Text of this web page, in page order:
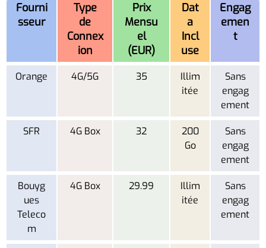
Fourni
sseur
Type
de
Connex
ion
Prix
Mensu
el
(EUR)
Dat
a
Incl
use
Engag
emen
t
Orange 4G/5G 35
Illim
itée
Sans
engag
ement
SFR 4G Box 32
200
Go
Sans
engag
ement
Bouyg
ues
Teleco
m
4G Box 29.99
Illim
itée
Sans
engag
ement